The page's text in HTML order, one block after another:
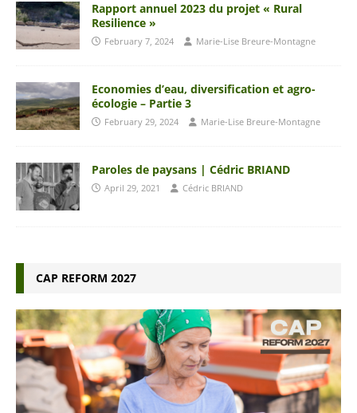
Rapport annuel 2023 du projet « Rural
Resilience »
February 7, 2024 Marie-Lise Breure-Montagne
Economies d’eau, diversification et agro-
écologie – Partie 3
February 29, 2024 Marie-Lise Breure-Montagne
Paroles de paysans | Cédric BRIAND
April 29, 2021 Cédric BRIAND
CAP REFORM 2027